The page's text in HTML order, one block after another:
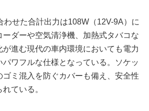
わせた合計出力は108W（12V-9A）に
ダーや空気清浄機、加熱式タバコな
が進む現代の車内環境においても電力
ワフルな仕様となっている。ソケッ
ゴミ混入を防ぐカバーも備え、安全性
ている。